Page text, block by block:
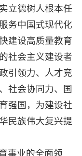
立德树人根本任
务中国式现代化
建设高质量教育
社会主义建设者
引领力、人才竞
社会协同力、国
强国，为建设社
民族伟大复兴提
事业的全面领